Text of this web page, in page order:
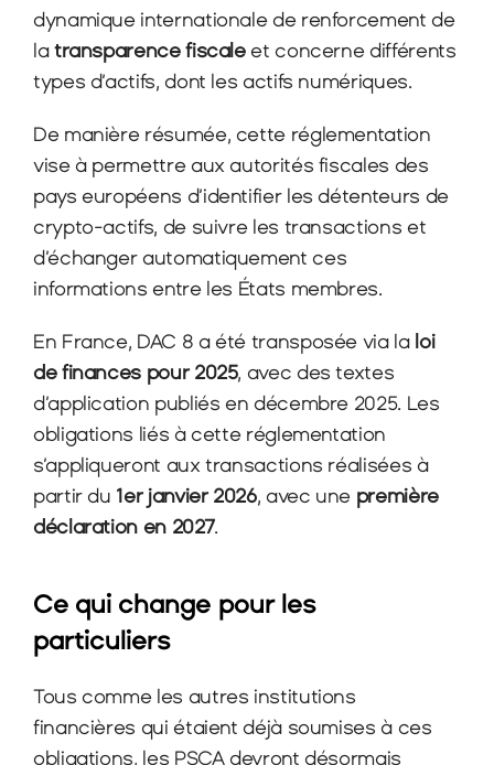
dynamique internationale de renforcement de
la transparence fiscale et concerne différents
types d’actifs, dont les actifs numériques.
De manière résumée, cette réglementation
vise à permettre aux autorités fiscales des
pays européens d’identifier les détenteurs de
crypto-actifs, de suivre les transactions et
d’échanger automatiquement ces
informations entre les États membres.
En France, DAC 8 a été transposée via la loi
de finances pour 2025, avec des textes
d’application publiés en décembre 2025. Les
obligations liés à cette réglementation
s’appliqueront aux transactions réalisées à
partir du 1er janvier 2026, avec une première
déclaration en 2027.
Ce qui change pour les
particuliers
Tous comme les autres institutions
financières qui étaient déjà soumises à ces
obligations, les PSCA devront désormais